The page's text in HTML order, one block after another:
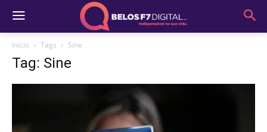
Início Tags Sine
Tag: Sine